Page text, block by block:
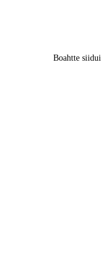
Boahtte siidui